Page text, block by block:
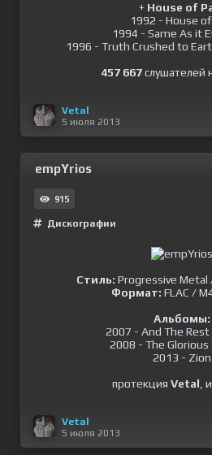
+ House of
1992 - House of
1994 - Same As it
1996 - Truth Crushed to
457 667слушателей
Vetal
5 июля 2013
empYrios
915
Дискографии
Стиль: Progressive Metal
Формат: FLAC /
Альбомы:
2007 - And The Rest
2008 - The Glorious
2013 - Zion
протекция Vetal ,
Vetal
5 июля 2013